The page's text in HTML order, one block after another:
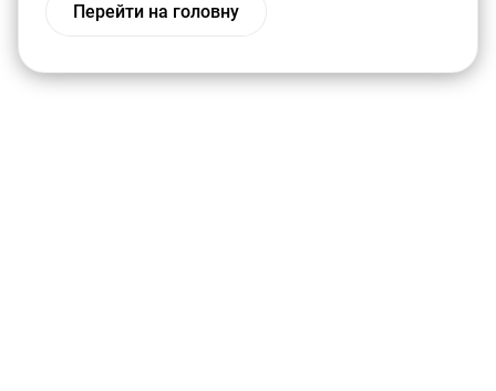
Перейти на головну